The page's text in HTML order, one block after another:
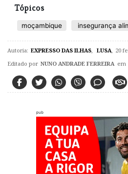
Tópicos
moçambique insegurança
Autoria: EXPRESSO DAS ILHAS LUSA 20
Editado por NUNO ANDRADE FERREIRA em
pub